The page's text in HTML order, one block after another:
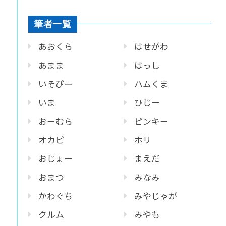
筆者一覧
あおくら
あまま
いそぴー
いま
おーむら
オカピ
おじょー
おまつ
かわぐち
クルム
はせがわ
はっし
ハムくま
ひじー
ピンキー
ホリ
まえだ
みなみ
みやじゃが
みやも